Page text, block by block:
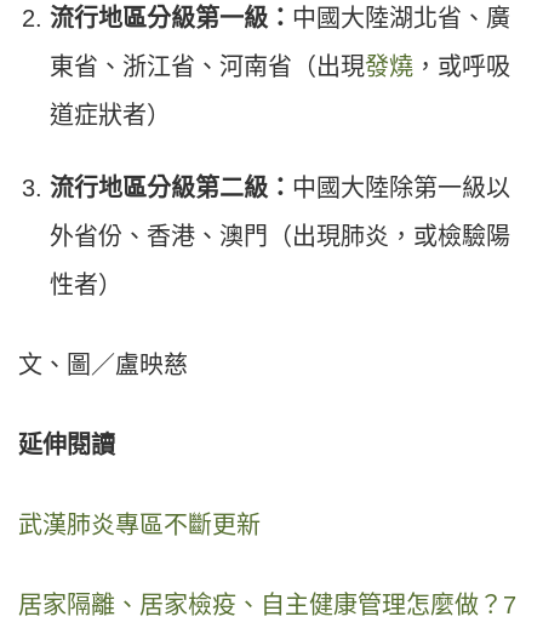
流行地區分級第一級： 中國大陸湖北省、廣
東省、浙江省、河南省（出現發燒 ，或呼吸
道症狀者）
流行地區分級第二級： 中國大陸除第一級以
外省份、香港、澳門（出現肺炎，或檢驗陽
性者）
文、圖／盧映慈
延伸閱讀
武漢肺炎專區不斷更新
居家隔離、居家檢疫、自主健康管理怎麼做？7